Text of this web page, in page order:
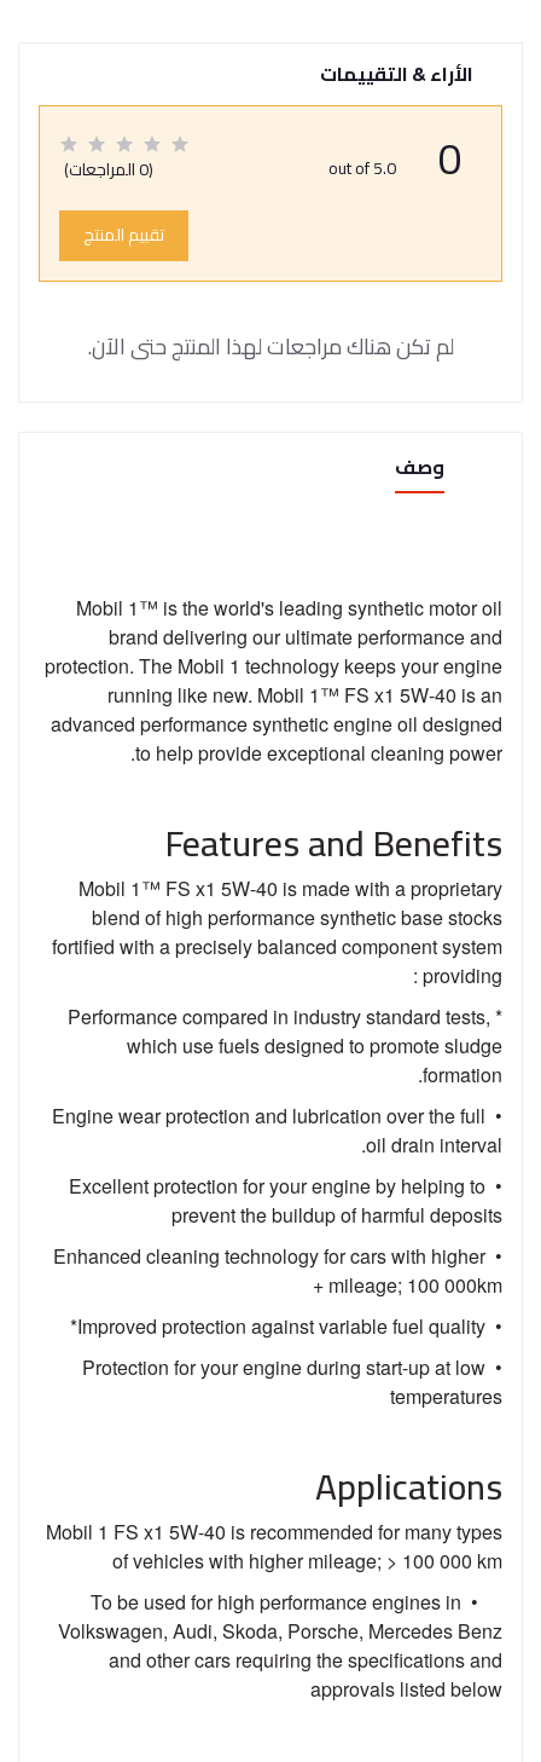
الأراء & التقييمات
0
out of 5.0 (0 المراجعات)
تقييم المنتج
لم تكن هناك مراجعات لهذا المنتج حتى الآن.
وصف
Mobil 1™ is the world's leading synthetic motor oil
brand delivering our ultimate performance and
protection. The Mobil 1 technology keeps your engine
running like new. Mobil 1™ FS x1 5W-40 is an
advanced performance synthetic engine oil designed
to help provide exceptional cleaning power.
Features and Benefits
Mobil 1™ FS x1 5W-40 is made with a proprietary
blend of high performance synthetic base stocks
fortified with a precisely balanced component system
providing :
* Performance compared in industry standard tests,
which use fuels designed to promote sludge
formation.
• Engine wear protection and lubrication over the full
oil drain interval.
• Excellent protection for your engine by helping to
prevent the buildup of harmful deposits
• Enhanced cleaning technology for cars with higher
mileage; 100 000km +
• Improved protection against variable fuel quality*
• Protection for your engine during start-up at low
temperatures
Applications
Mobil 1 FS x1 5W-40 is recommended for many types
of vehicles with higher mileage; > 100 000 km
• To be used for high performance engines in
Volkswagen, Audi, Skoda, Porsche, Mercedes Benz
and other cars requiring the specifications and
approvals listed below